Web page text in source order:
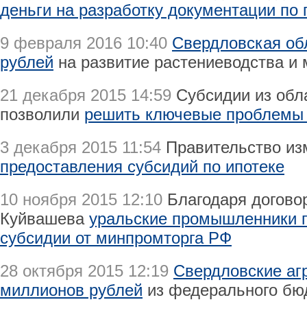
деньги на разработку документации по
9 февраля 2016 10:40 Свердловская
рублей на развитие растениеводства и
21 декабря 2015 14:59 Субсидии из
позволили решить ключевые проблемы
3 декабря 2015 11:54 Правительство
предоставления субсидий по ипотеке
10 ноября 2015 12:10 Благодаря
Куйвашева уральские промышленники
субсидии от минпромторга РФ
28 октября 2015 12:19 Свердловские
миллионов рублей из федерального